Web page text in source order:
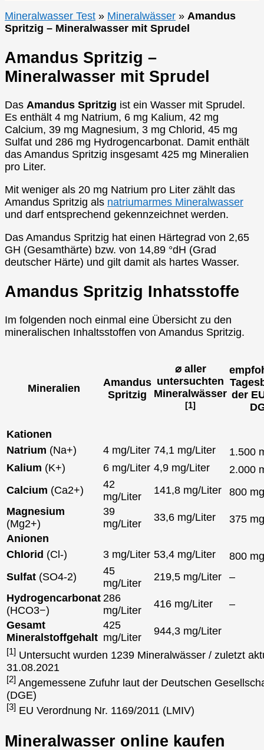
Mineralwasser Test » Mineralwässer » Amandus
Spritzig – Mineralwasser mit Sprudel
Amandus Spritzig –
Mineralwasser mit Sprudel
Das Amandus Spritzig ist ein Wasser mit Sprudel.
Es enthält 4 mg Natrium, 6 mg Kalium, 42 mg
Calcium, 39 mg Magnesium, 3 mg Chlorid, 45 mg
Sulfat und 286 mg Hydrogencarbonat. Damit enthält
das Amandus Spritzig insgesamt 425 mg Mineralien
pro Liter.
Mit weniger als 20 mg Natrium pro Liter zählt das
Amandus Spritzig als natriumarmes Mineralwasser
und darf entsprechend gekennzeichnet werden.
Das Amandus Spritzig hat einen Härtegrad von 2,65
GH (Gesamthärte) bzw. von 14,89 °dH (Grad
deutscher Härte) und gilt damit als hartes Wasser.
Amandus Spritzig Inhatsstoffe
Im folgenden noch einmal eine Übersicht zu den
mineralischen Inhaltsstoffen von Amandus Spritzig.
Mineralien
Amandus
Spritzig
⌀ aller
untersuchten
Mineralwässer
[1]
der
Kationen
Natrium (Na+) 4 mg/Liter 74,1 mg/Liter
1.500
Kalium (K+) 6 mg/Liter 4,9 mg/Liter
2.000
Calcium (Ca2+)
42
mg/Liter
141,8 mg/Liter
800
Magnesium
(Mg2+)
39
mg/Liter
33,6 mg/Liter
375
Anionen
Chlorid (Cl-) 3 mg/Liter 53,4 mg/Liter
800
Sulfat (SO4-2)
45
mg/Liter
219,5 mg/Liter
–
Hydrogencarbonat
(HCO3−)
286
mg/Liter
416 mg/Liter
–
Gesamt
Mineralstoffgehalt
425
mg/Liter
944,3 mg/Liter
[1] Untersucht wurden 1239 Mineralwässer / zuletzt
31.08.2021
[2] Angemessene Zufuhr laut der Deutschen
(DGE)
[3] EU Verordnung Nr. 1169/2011 (LMIV)
Mineralwasser online kaufen